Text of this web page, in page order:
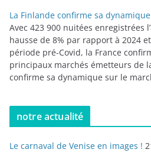
La Finlande confirme sa
Avec 423 900 nuitées enregistrées
hausse de 8% par rapport à 2024
période pré-Covid, la France
principaux marchés émetteurs de
confirme sa dynamique sur le
notre actualité
Le carnaval de Venise en images !